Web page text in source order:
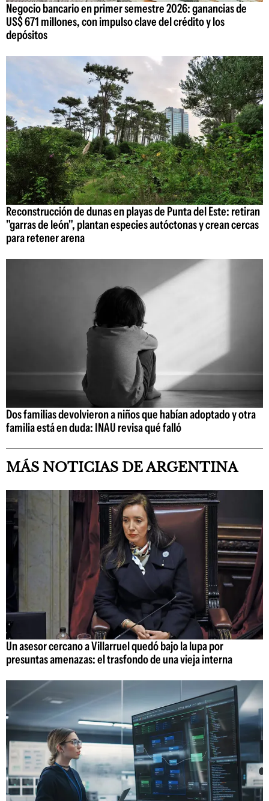
Negocio bancario en primer semestre 2026: ganancias de
US$ 671 millones, con impulso clave del crédito y los
depósitos
Reconstrucción de dunas en playas de Punta del Este: retiran
"garras de león", plantan especies autóctonas y crean cercas
para retener arena
Dos familias devolvieron a niños que habían adoptado y otra
familia está en duda: INAU revisa qué falló
MÁS NOTICIAS DE ARGENTINA
Un asesor cercano a Villarruel quedó bajo la lupa por
presuntas amenazas: el trasfondo de una vieja interna